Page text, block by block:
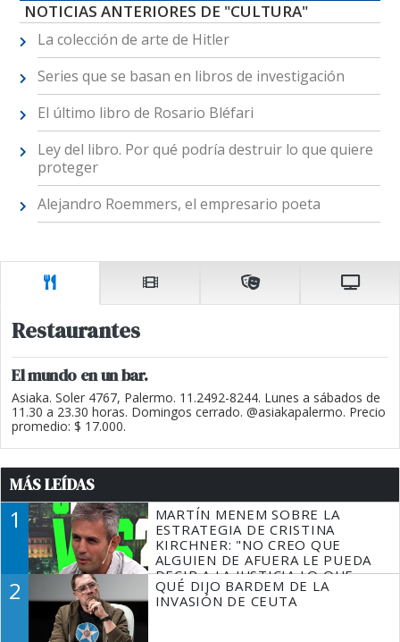
NOTICIAS ANTERIORES DE "CULTURA"
La colección de arte de Hitler
Series que se basan en libros de investigación
El último libro de Rosario Bléfari
Ley del libro. Por qué podría destruir lo que quiere
proteger
Alejandro Roemmers, el empresario poeta
Restaurantes
El mundo en un bar.
Asiaka. Soler 4767, Palermo. 11.2492-8244. Lunes a sábados de
11.30 a 23.30 horas. Domingos cerrado. @asiakapalermo. Precio
promedio: $ 17.000.
MÁS LEÍDAS
1
MARTÍN MENEM SOBRE LA
ESTRATEGIA DE CRISTINA
KIRCHNER: "NO CREO QUE
ALGUIEN DE AFUERA LE PUEDA
DECIR A LA JUSTICIA LO QUE
TIENE QUE HACER"
2
QUÉ DIJO BARDEM DE LA
INVASIÓN DE CEUTA